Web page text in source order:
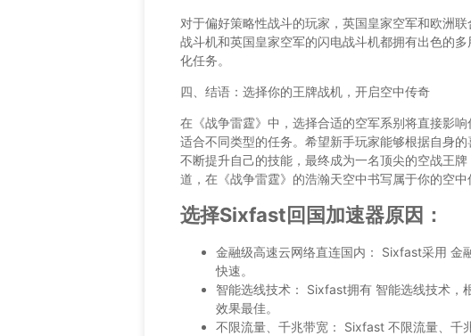
对于偏好策略性战斗的玩家，英国皇家空军和欧洲
战斗机和英国皇家空军的闪电战斗机都拥有出色的
化任务。
四、结语：选择你的王牌战机，开启空中传奇
在《战争雷霆》中，选择合适的空军系别将直接影
适合不同类型的任务。希望新手玩家能够根据自身
不断提升自己的技能，最终成为一名顶尖的空战王
道，在《战争雷霆》的浩瀚天空中书写属于你的空中
选择Sixfast回国加速器原因：
金融级高速云网络直连国内： Sixfast采用 金
快速。
智能选线技术： Sixfast拥有 智能选线技术，
效果最佳。
不限流量、千兆带宽： Sixfast 不限流量、千